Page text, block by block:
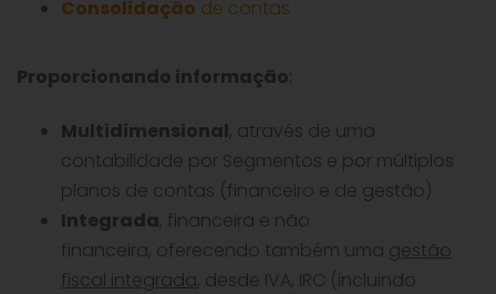
Consolidação de contas
Proporcionando informação:
Multidimensional, através de uma
contabilidade por Segmentos e por múltiplos
planos de contas (financeiro e de gestão)
Integrada, financeira e não
financeira, oferecendo também uma gestão
fiscal integrada, desde IVA, IRC (incluindo